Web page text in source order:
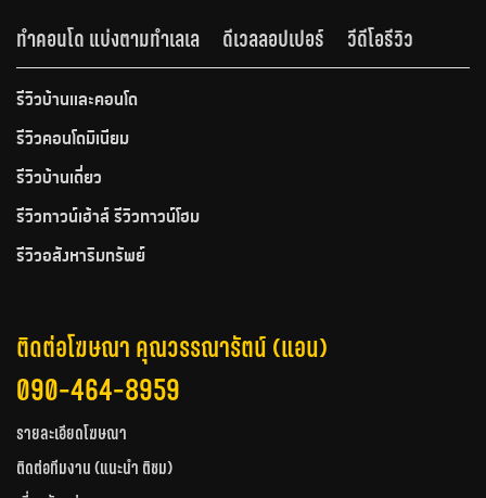
ทำคอนโด แบ่งตามทำเลเล
ดีเวลลอปเปอร์ วีดีโอรีวิว
รีวิวบ้านและคอนโด
รีวิวคอนโดมิเนียม
รีวิวบ้านเดี่ยว
รีวิวทาวน์เฮ้าส์ รีวิวทาวน์โฮม
รีวิวอสังหาริมทรัพย์
ติดต่อโฆษณา คุณวรรณารัตน์ (แอน)
090-464-8959
รายละเอียดโฆษณา
ติดต่อทีมงาน (แนะนำ ติชม)